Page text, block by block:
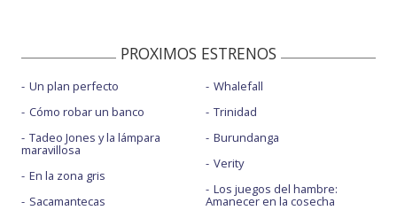
PROXIMOS ESTRENOS
Un plan perfecto
Cómo robar un banco
Tadeo Jones y la lámpara
maravillosa
En la zona gris
Sacamantecas
Whalefall
Trinidad
Burundanga
Verity
Los juegos del hambre:
Amanecer en la cosecha